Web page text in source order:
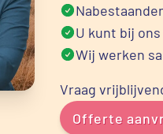
U kunt bij
Wij werken
Vraag
Offerte